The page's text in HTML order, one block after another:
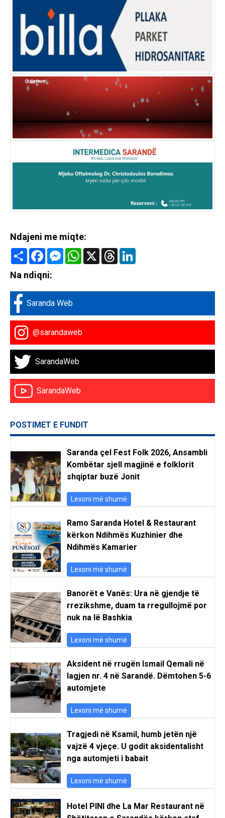
Ndajeni me miqte:
Share FacebookMessenger
WhatsApp
X Threads
Na ndiqni:
Saranda Web
@sarandaweb
SarandaWeb
SarandaWeb
POSTIMET E FUNDIT
Saranda çel Fest Folk 2026, Ansambli
Kombëtar sjell magjinë e folklorit
shqiptar buzë Jonit
Lexoni më shumë
Ramo Saranda Hotel & Restaurant
kërkon Ndihmës Kuzhinier dhe
Ndihmës Kamarier
Lexoni më shumë
Banorët e Vanës: Ura në gjendje të
rrezikshme, duam ta rregullojmë por
nuk na lë Bashkia
Lexoni më shumë
Aksident në rrugën Ismail Qemali në
lagjen nr. 4 në Sarandë. Dëmtohen 5-6
automjete
Lexoni më shumë
Tragjedi në Ksamil, humb jetën një
vajzë 4 vjeçe. U godit aksidentalisht
nga automjeti i babait
Lexoni më shumë
Hotel PINI dhe La Mar Restaurant në